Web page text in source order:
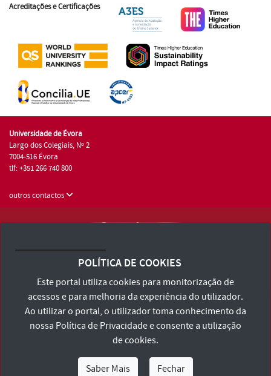
Acreditações e Certificações
Universidade de Évora
Largo dos Colegiais, Nº 2
7004-516 Évora
tlf: +351 266 740 800
outros contactos
Consulte os Termos e Condições e Política de Privacidade
Declaração de Acessibilidade
POLÍTICA DE COOKIES
Este portal utiliza cookies para monitorização de
acessos e para melhoria da experiência do utilizador.
Ao utilizar o portal, o utilizador toma conhecimento da
nossa Política de Privacidadee consente a utilização
de cookies.
Saber Mais Fechar